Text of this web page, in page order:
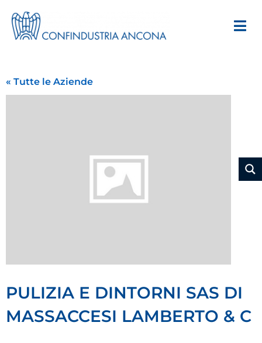
« Tutte le Aziende
PULIZIA E DINTORNI SAS DI
MASSACCESI LAMBERTO & C